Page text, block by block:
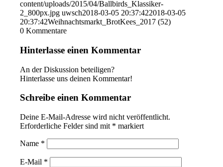
content/uploads/2015/04/Ballbirds_Klassiker-
2_800px.jpg uwsch2018-03-05 20:37:422018-03-05
20:37:42Weihnachtsmarkt_BrotKees_2017 (52)
0 Kommentare
Hinterlasse einen Kommentar
An der Diskussion beteiligen?
Hinterlasse uns deinen Kommentar!
Schreibe einen Kommentar
Deine E-Mail-Adresse wird nicht veröffentlicht.
Erforderliche Felder sind mit * markiert
Name *
E-Mail *